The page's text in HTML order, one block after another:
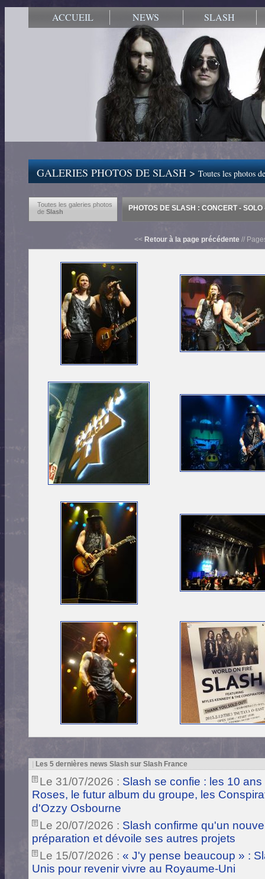
ACCUEIL NEWS SLASH
GALERIES PHOTOS DE SLASH >Toutes les photos
Toutes les galeries photos
de Slash PHOTOS DE SLASH : CONCERT -
<< Retour à la page précédente //
Les 5 dernières news Slash sur Slash France
Le 31/07/2026 : Slash se confie : les 10
Roses, le futur album du groupe, les
d'Ozzy Osbourne
Le 20/07/2026 : Slash confirme qu'un
préparation et dévoile ses autres projets
Le 15/07/2026 : « J'y pense beaucoup » :
Unis pour revenir vivre au Royaume-Uni